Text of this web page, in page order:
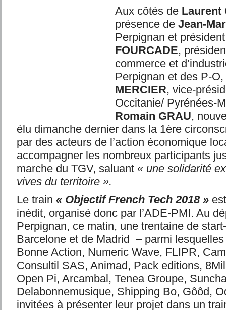
Aux côtés de Laurent
présence de Jean-
Perpignan et
FOURCADE,
commerce et
Perpignan et des P-O,
MERCIER, vice-
Occitanie/ Pyrénées-
Romain GRAU,
élu dimanche dernier dans la 1ère
par des acteurs de l’action économique
accompagner les nombreux participants
marche du TGV, saluant« une solidarité
vives du territoire ».
Le train « Objectif French Tech 2018 »
inédit, organisé donc par l’ADE-PMI. Au
Perpignan, ce matin, une trentaine de
Barcelone et de Madrid – parmi
Bonne Action, Numeric Wave, FLIPR,
Consultil SAS, Animad, Pack editions,
Open Pi, Arcambal, Tenea Groupe,
Delabonnemusique, Shipping Bo, Gôôd,
invitées à présenter leur projet dans un